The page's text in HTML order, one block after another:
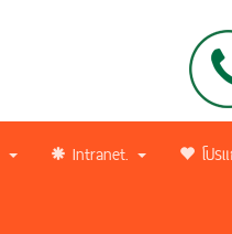
Intranet. โป